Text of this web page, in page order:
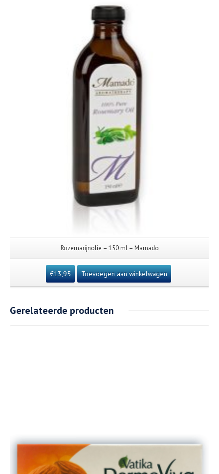
Details
Rozemarijnolie – 150 ml – Mamado
€13,95 Toevoegen aan winkelwagen
Gerelateerde producten